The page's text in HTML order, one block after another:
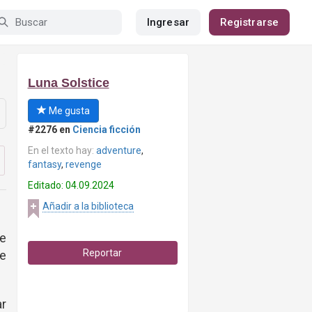
Ingresar Registrarse
Luna Solstice
Me gusta
#2276 en Ciencia ficción
En el texto hay: adventure,
fantasy, revenge
Editado: 04.09.2024
Añadir a la biblioteca
Reportar